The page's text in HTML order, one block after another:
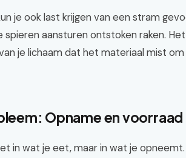
je ook last krijgen van een stram
aansturen ontstoken raken.
je lichaam dat het materiaal mist
Opname en voorraad
in wat je eet, maar in wat je